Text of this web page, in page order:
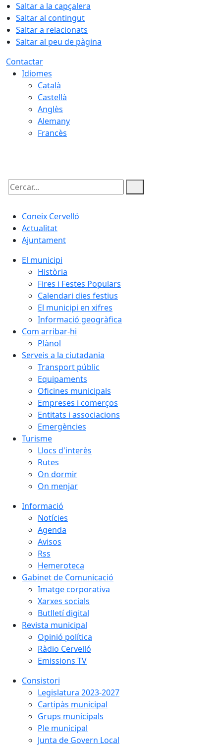
Saltar a la capçalera
Saltar al contingut
Saltar a relacionats
Saltar al peu de pàgina
Contactar
Idiomes
Català
Castellà
Anglès
Alemany
Francès
Cercar:
Coneix Cervelló
Actualitat
Ajuntament
El municipi
Història
Fires i Festes Populars
Calendari dies festius
El municipi en xifres
Informació geogràfica
Com arribar-hi
Plànol
Serveis a la ciutadania
Transport públic
Equipaments
Oficines municipals
Empreses i comerços
Entitats i associacions
Emergències
Turisme
Llocs d'interès
Rutes
On dormir
On menjar
Informació
Notícies
Agenda
Avisos
Rss
Hemeroteca
Gabinet de Comunicació
Imatge corporativa
Xarxes socials
Butlletí digital
Revista municipal
Opinió política
Ràdio Cervelló
Emissions TV
Consistori
Legislatura 2023-2027
Cartipàs municipal
Grups municipals
Ple municipal
Junta de Govern Local